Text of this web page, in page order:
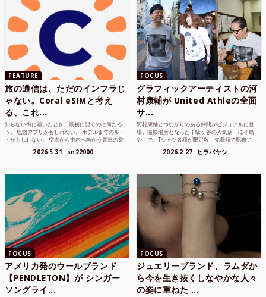
FEATURE
旅の通信は、ただのインフラじ
ゃない。Coral eSIMと考え
る、これ...
知らない街に着いたとき、最初に開くのは何だろ
う。 地図アプリかもしれない。 ホテルまでのルー
トかもしれない。 空港から市内へ向かう電車の乗
2026.5.31 sn22000
FOCUS
グラフィックアーティストの河
村康輔が United Athleの全面
サ...
河村康輔とつながりのある仲間がビジュアルに登
場。撮影場所となった千駄ヶ谷の人気店「ほそ島
や」で、Tシャツ各種が限定数、先着順で配布 こ
2026.2.27 ヒラバヤシ
FOCUS
アメリカ発のウールブランド
【PENDLETON】が シンガー
ソングライ...
FOCUS
ジュエリーブランド、ラムダか
ら今を生き抜くしなやかな人々
の姿に重ねた ...